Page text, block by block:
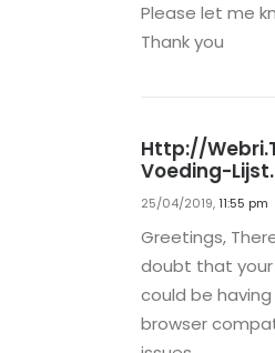
Please let me
Thank you
Http://
Voeding-
25/04/2019,11:55 pm
Greetings,
doubt that
could be
browser